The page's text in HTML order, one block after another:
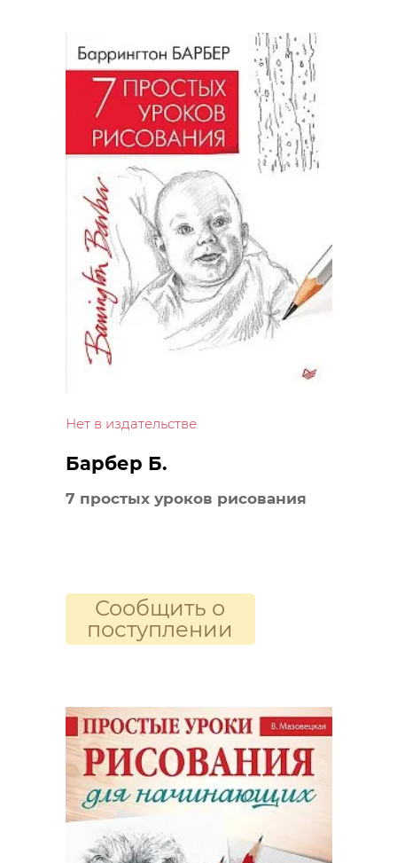
Нет в издательстве
Барбер Б.
7 простых уроков рисования
Сообщить о
поступлении